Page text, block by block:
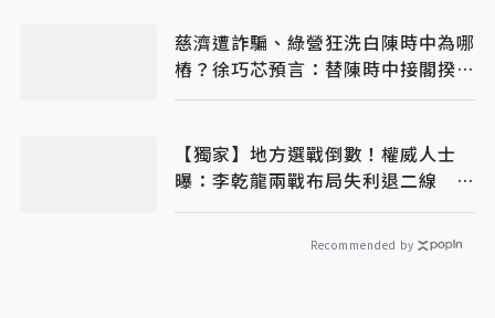
慈濟遭詐騙、綠營狂洗白陳時中為哪
樁？徐巧芯預言：替陳時中接閣揆鋪
路
【獨家】地方選戰倒數！權威人士
曝：李乾龍兩戰布局失利退二線 鄭
麗文扛責整合艱困選區
Recommended by